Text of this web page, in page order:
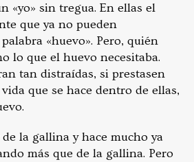
«yo» sin tregua. En ellas el
que ya no pueden
«huevo». Pero, quién
lo que el huevo necesitaba.
tan distraídas, si prestasen
que se hace dentro de ellas,
la gallina y hace mucho ya
más que de la gallina. Pero